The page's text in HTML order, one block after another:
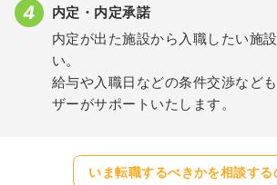
内定・内定承諾
内定が出た施設から入職したい施
い。
給与や入職日などの条件交渉など
ザーがサポートいたします。
いま転職するべきかを相談する